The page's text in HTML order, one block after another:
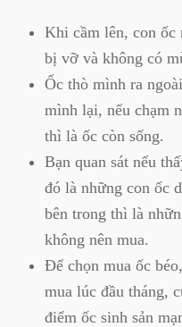
Khi cầm lên, con ốc
bị vỡ và không có
Ốc thò mình ra
mình lại, nếu chạm
thì là ốc còn sống.
Bạn quan sát nếu
đó là những con ốc
bên trong thì là
không nên mua.
Để chọn mua ốc
mua lúc đầu tháng,
điểm ốc sinh sản